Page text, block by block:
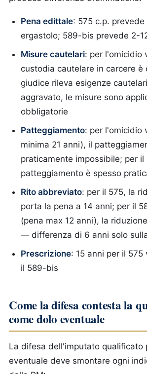
Pena edittale: 575 c.p. prevede
ergastolo; 589-bis prevede 2-
Misure cautelari: per l'omicidio
custodia cautelare in carcere è
giudice rileva esigenze
aggravato, le misure sono
obbligatorie
Patteggiamento: per l'omicidio
minima 21 anni), il
praticamente impossibile; per
patteggiamento è spesso
Rito abbreviato: per il 575, la
porta la pena a 14 anni; per il
(pena max 12 anni), la
— differenza di 6 anni solo
Prescrizione: 15 anni per il 575
il 589-bis
Come la difesa contesta la
come dolo eventuale
La difesa dell'imputato qualificato
eventuale deve smontare ogni